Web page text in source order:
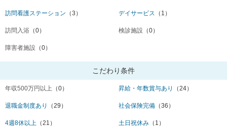
訪問看護ステーション （3） デイサービス （1）
訪問入浴 （0） 検診施設 （0）
障害者施設 （0）
こだわり条件
年収500万円以上 （0） 昇給・年数賞与あり （24）
退職金制度あり （29） 社会保険完備 （36）
4週8休以上 （21） 土日祝休み （1）